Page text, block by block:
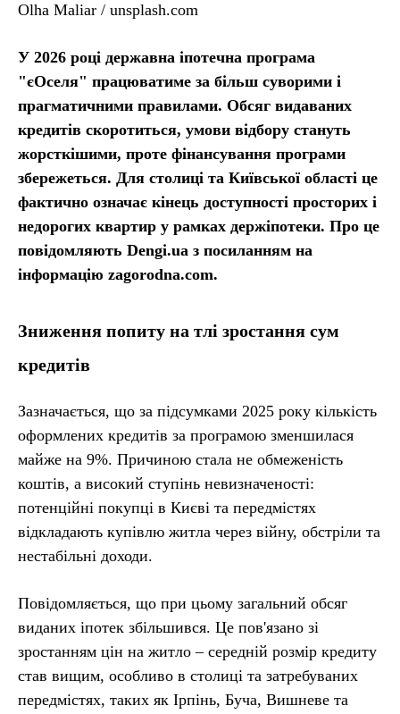
Olha Maliar / unsplash.com
У 2026 році державна іпотечна програма
"єОселя" працюватиме за більш суворими і
прагматичними правилами. Обсяг видаваних
кредитів скоротиться, умови відбору стануть
жорсткішими, проте фінансування програми
збережеться. Для столиці та Київської області це
фактично означає кінець доступності просторих і
недорогих квартир у рамках держіпотеки. Про це
повідомляють Dengi.ua з посиланням на
інформацію zagorodna.com.
Зниження попиту на тлі зростання сум
кредитів
Зазначається, що за підсумками 2025 року кількість
оформлених кредитів за програмою зменшилася
майже на 9%. Причиною стала не обмеженість
коштів, а високий ступінь невизначеності:
потенційні покупці в Києві та передмістях
відкладають купівлю житла через війну, обстріли та
нестабільні доходи.
Повідомляється, що при цьому загальний обсяг
виданих іпотек збільшився. Це пов'язано зі
зростанням цін на житло – середній розмір кредиту
став вищим, особливо в столиці та затребуваних
передмістях, таких як Ірпінь, Буча, Вишневе та